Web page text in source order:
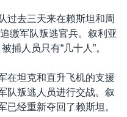
过去三天来在赖斯坦和周
缴军队叛逃官兵。叙利亚
捕人员只有“几十人”。
在坦克和直升飞机的支援
队叛逃人员进行交战。叙
已经重新夺回了赖斯坦。